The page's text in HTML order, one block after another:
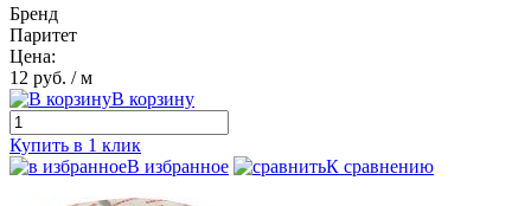
Бренд
Паритет
Цена:
12 руб. / м
В корзину
Купить в 1 клик
В избранное
К сравнению